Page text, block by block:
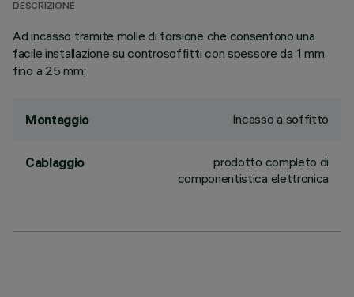
DESCRIZIONE
Ad incasso tramite molle di torsione che consentono una
facile installazione su controsoffitti con spessore da 1 mm
fino a 25 mm;
Montaggio Incasso a soffitto
Cablaggio
prodotto completo di
componentistica elettronica